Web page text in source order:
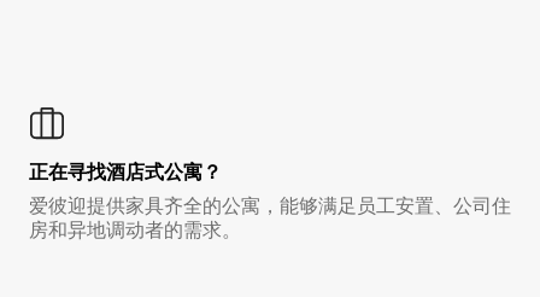
正在寻找酒店式公寓？
爱彼迎提供家具齐全的公寓，能够满足员工安置、公司住
房和异地调动者的需求。